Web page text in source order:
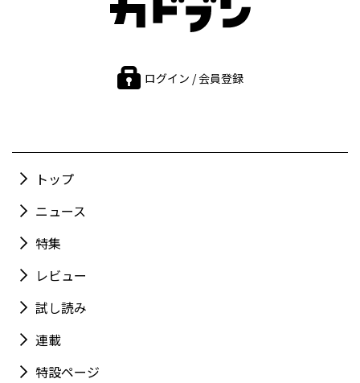
ログイン / 会員登録
トップ
ニュース
特集
レビュー
試し読み
連載
特設ページ